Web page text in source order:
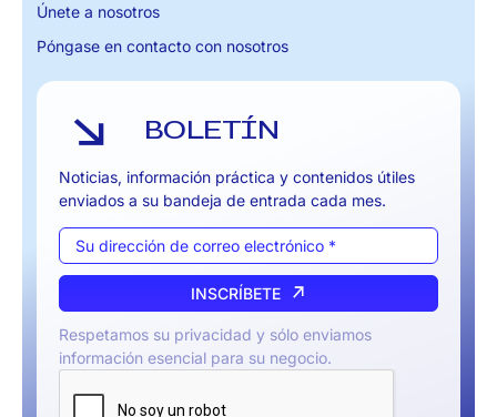
Únete a nosotros
Póngase en contacto con nosotros
BOLETÍN
Noticias, información práctica y contenidos útiles
enviados a su bandeja de entrada cada mes.
INSCRÍBETE
Respetamos su privacidad y sólo enviamos
información esencial para su negocio.